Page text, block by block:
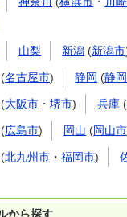
山梨 新潟 (新潟市
(名古屋市) 静岡 (静
(大阪市 ・ 堺市) 兵庫 (
(広島市) 岡山 (岡山市
(北九州市 ・ 福岡市)
から探す